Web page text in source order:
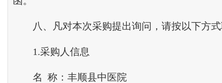
八、凡对本次采购提出询问，请按以下方式
1.采购人信息
名 称：丰顺县中医院